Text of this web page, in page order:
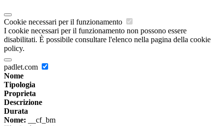
Cookie necessari per il funzionamento
I cookie necessari per il funzionamento non possono essere
disabilitati. È possibile consultare l'elenco nella pagina della cookie
policy.
padlet.com
Nome
Tipologia
Proprieta
Descrizione
Durata
Nome: __cf_bm